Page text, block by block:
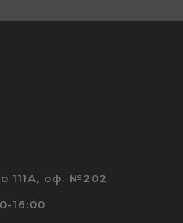
111А, оф. №202
16:00